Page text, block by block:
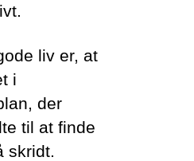
liv er, at
i
der
til at finde
skridt.